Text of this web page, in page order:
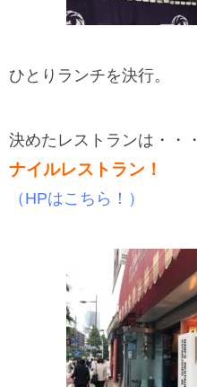
ひとりランチを決行。
決めたレストランは・・・
ナイルレストラン！
（HPはこちら！）